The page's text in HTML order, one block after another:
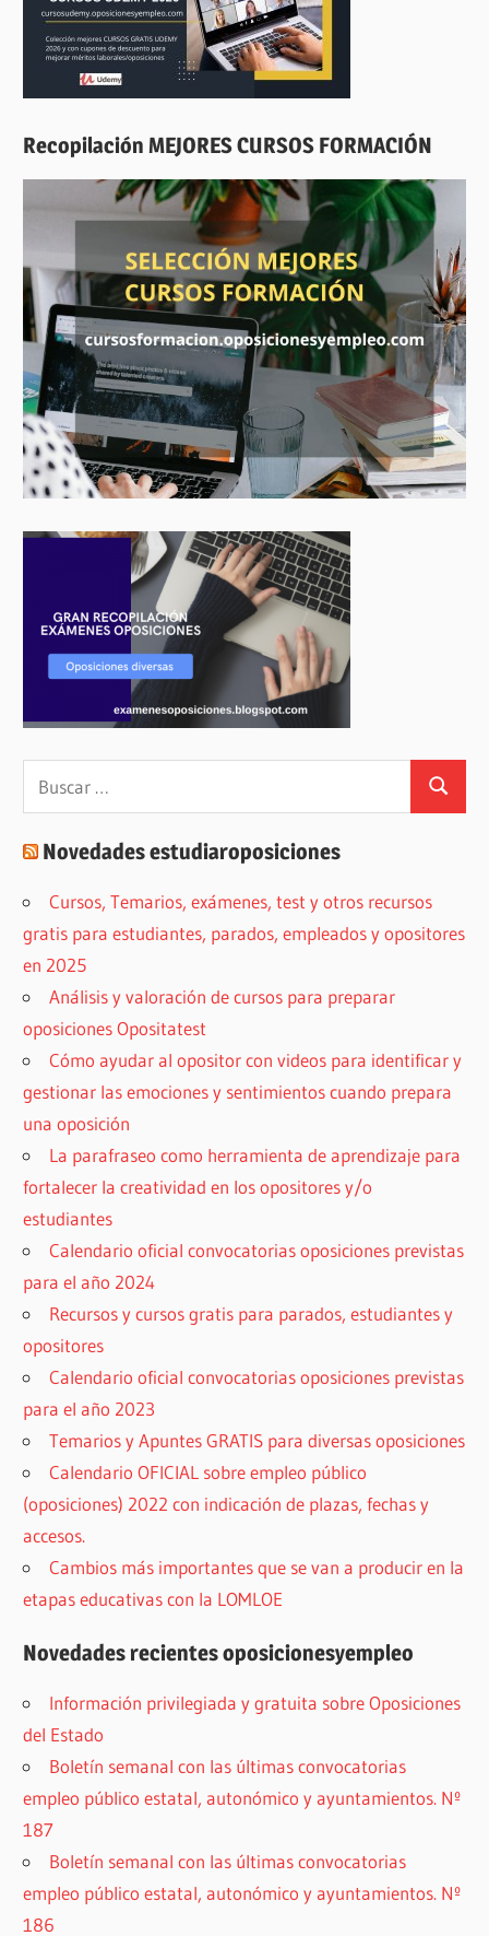
Recopilación MEJORES CURSOS FORMACIÓN
Buscar
Novedades estudiaroposiciones
Cursos, Temarios, exámenes, test y otros recursos
gratis para estudiantes, parados, empleados y opositores
en 2025
Análisis y valoración de cursos para preparar
oposiciones Opositatest
Cómo ayudar al opositor con videos para identificar y
gestionar las emociones y sentimientos cuando prepara
una oposición
La parafraseo como herramienta de aprendizaje para
fortalecer la creatividad en los opositores y/o
estudiantes
Calendario oficial convocatorias oposiciones previstas
para el año 2024
Recursos y cursos gratis para parados, estudiantes y
opositores
Calendario oficial convocatorias oposiciones previstas
para el año 2023
Temarios y Apuntes GRATIS para diversas oposiciones
Calendario OFICIAL sobre empleo público
(oposiciones) 2022 con indicación de plazas, fechas y
accesos.
Cambios más importantes que se van a producir en la
etapas educativas con la LOMLOE
Novedades recientes oposicionesyempleo
Información privilegiada y gratuita sobre Oposiciones
del Estado
Boletín semanal con las últimas convocatorias
empleo público estatal, autonómico y ayuntamientos. Nº
187
Boletín semanal con las últimas convocatorias
empleo público estatal, autonómico y ayuntamientos. Nº
186